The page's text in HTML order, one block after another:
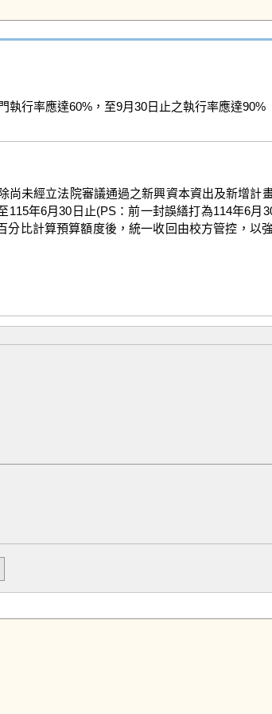
執行率應達60%，至9月30日止之執行率應達90%
年6月30日止(PS：前一封誤繕打為114年6月
比計算預算額度後，統一收回由校方管控，以